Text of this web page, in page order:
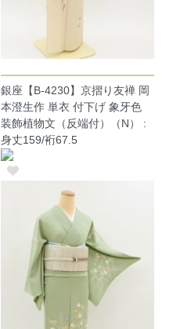
銀座【B-4230】京摺り友禅 岡
本澄生作 単衣 付下げ 象牙色
装飾植物文（反端付）（N） :
身丈159/裄67.5